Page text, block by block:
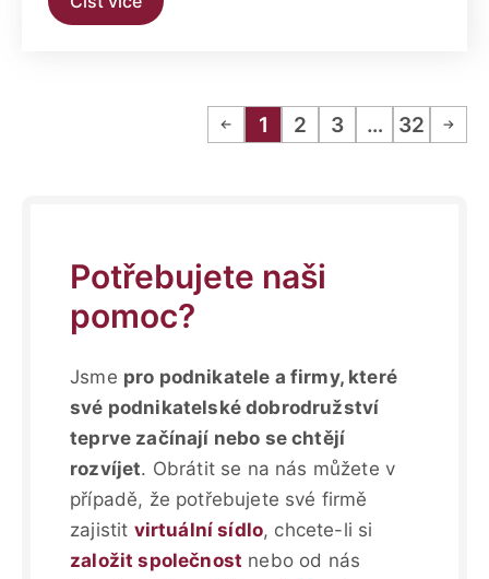
1 2 3 … 32
Potřebujete naši
pomoc?
Jsme pro podnikatele a firmy, které
své podnikatelské dobrodružství
teprve začínají nebo se chtějí
rozvíjet. Obrátit se na nás můžete v
případě, že potřebujete své firmě
zajistit virtuální sídlo, chcete-li si
založit společnost nebo od nás